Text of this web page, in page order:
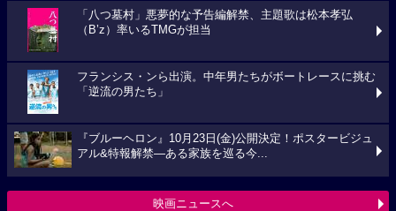
「八つ墓村」悪夢的な予告編解禁、主題歌は松本孝弘
（B’z）率いるTMGが担当
フランシス・ンら出演。中年男たちがボートレースに挑む
「逆流の男たち」
『ブルーヘロン』10月23日(金)公開決定！ポスタービジュ
アル&特報解禁―ある家族を巡る今...
映画ニュースへ